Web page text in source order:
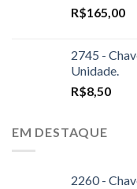
R$165,00
2745 -
Unidade.
R$8,50
EM DESTAQUE
2260 -